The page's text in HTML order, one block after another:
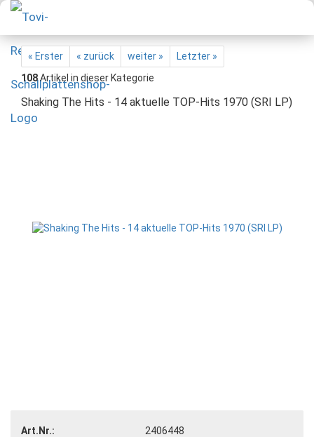
« Erster « zurück weiter »
Letzter »
108Artikel in dieser Kategorie
Shaking The Hits - 14 aktuelle TOP-Hits 1970 (SRI LP)
Art.Nr.:
2406448